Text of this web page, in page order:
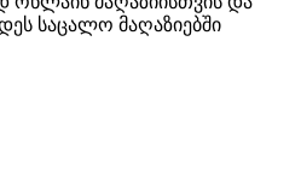
საცალო მაღაზიებში